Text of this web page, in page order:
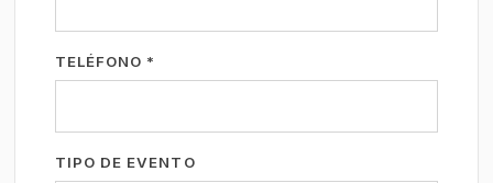
TELÉFONO *
TIPO DE EVENTO